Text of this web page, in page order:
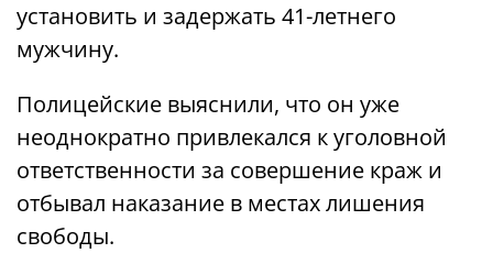
установить и задержать 41-летнего
мужчину.
Полицейские выяснили, что он уже
неоднократно привлекался к уголовной
ответственности за совершение краж и
отбывал наказание в местах лишения
свободы.